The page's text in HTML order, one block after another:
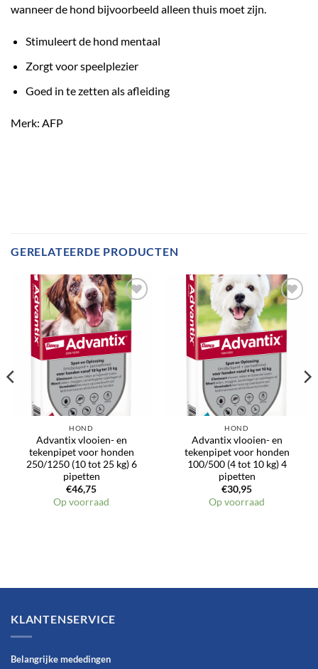
wanneer de hond bijvoorbeeld alleen thuis moet zijn.
Stimuleert de hond mentaal
Zorgt voor speelplezier
Goed in te zetten als afleiding
Merk: AFP
GERELATEERDE PRODUCTEN
HOND
Advantix vlooien- en
tekenpipet voor honden
250/1250 (10 tot 25 kg) 6
pipetten
€46,75
Op voorraad
HOND
Advantix vlooien- en
tekenpipet voor honden
100/500 (4 tot 10 kg) 4
pipetten
€30,95
Op voorraad
KLANTENSERVICE
Belangrijke mededingen